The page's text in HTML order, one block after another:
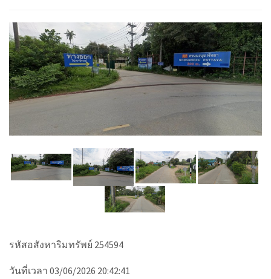
รหัสอสังหาริมทรัพย์ 254594
วันที่เวลา 03/06/2026 20:42:41